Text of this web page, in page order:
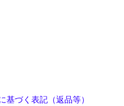
基づく表記（返品等）